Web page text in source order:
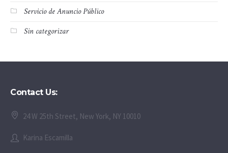
Servicio de Anuncio Público
Sin categorizar
Contact Us:
24 W 25th Street, New York, NY 10010
Karina Escamilla